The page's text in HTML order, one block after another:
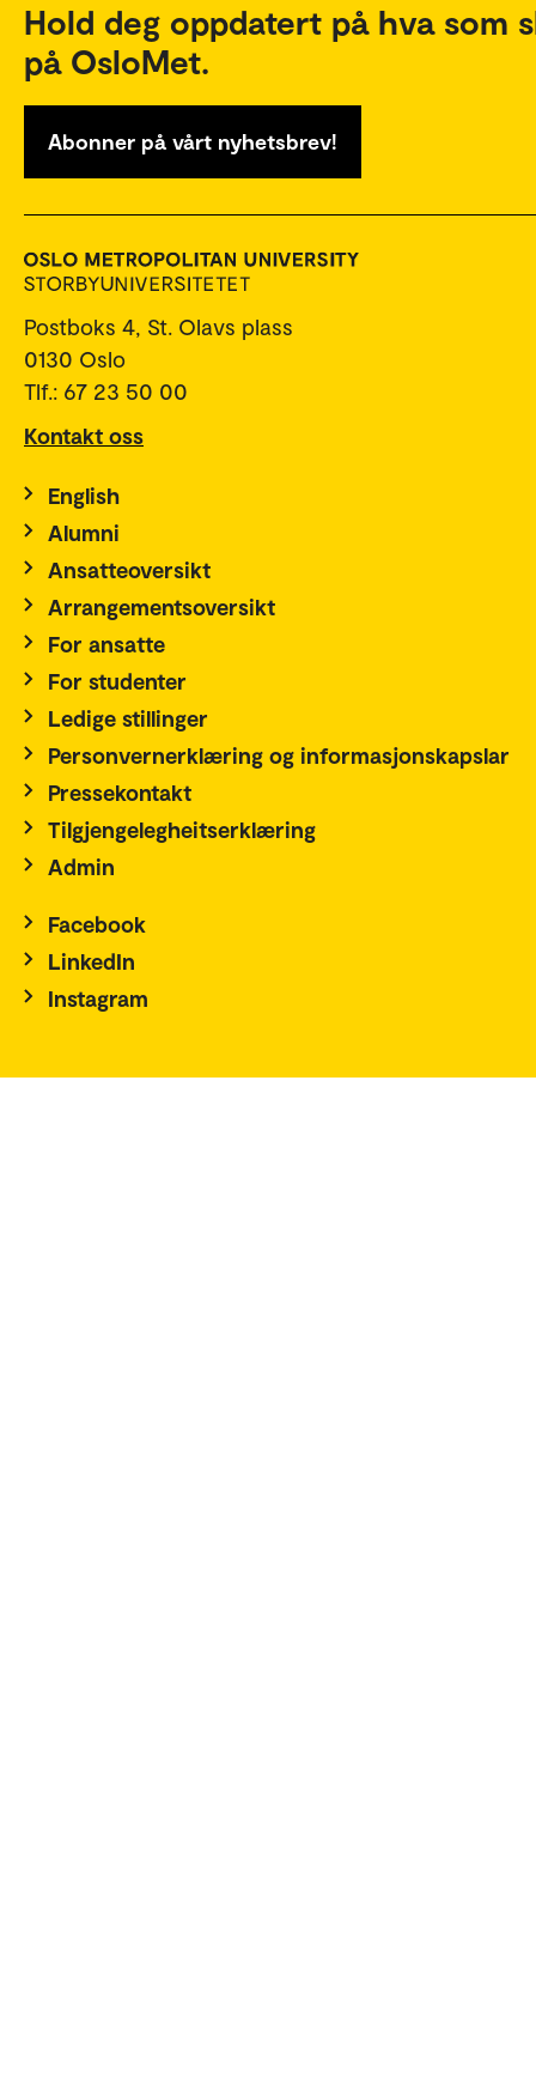
Hold deg oppdatert på hva som
på OsloMet.
Abonner på vårt nyhetsbrev!
Postboks 4, St. Olavs plass
0130 Oslo
Tlf.: 67 23 50 00
Kontakt oss
English
Alumni
Ansatteoversikt
Arrangementsoversikt
For ansatte
For studenter
Ledige stillinger
Personvernerklæring og informasjonskapslar
Pressekontakt
Tilgjengelegheitserklæring
Admin
Facebook
LinkedIn
Instagram